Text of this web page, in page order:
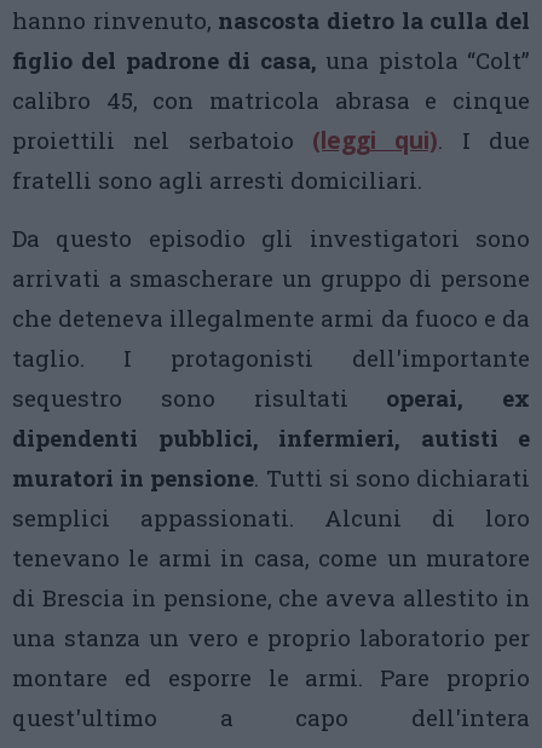
hanno rinvenuto, nascosta dietro la culla del
figlio del padrone di casa, una pistola “Colt”
calibro 45, con matricola abrasa e cinque
proiettili nel serbatoio
(leggi qui). I due
fratelli sono agli arresti domiciliari.
Da questo episodio gli investigatori sono
arrivati a smascherare un gruppo di persone
che deteneva illegalmente armi da fuoco e da
taglio. I protagonisti dell'importante
sequestro sono risultati operai, ex
dipendenti pubblici, infermieri, autisti e
muratori in pensione. Tutti si sono dichiarati
semplici appassionati. Alcuni di loro
tenevano le armi in casa, come un muratore
di Brescia in pensione, che aveva allestito in
una stanza un vero e proprio laboratorio per
montare ed esporre le armi. Pare proprio
quest'ultimo a capo dell'intera